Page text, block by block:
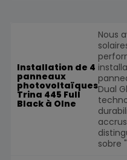
Installation de 4
panneaux
photovoltaïques
Trina 445 Full
Black à Olne
Nous
Dual
sobre